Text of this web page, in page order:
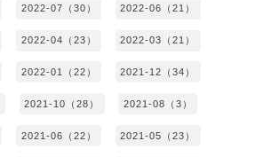
2022-07（30） 2022-06（21）
2022-04（23） 2022-03（21）
2022-01（22） 2021-12（34）
2021-10（28） 2021-08（3）
2021-06（22） 2021-05（23）